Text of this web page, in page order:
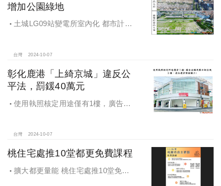
增加公園綠地
土城LG09站變電所室內化 都市計畫
台灣 2024-10-07
彰化鹿港「上綺京城」違反公
平法，罰鍰40萬元
使用執照核定用途僅有1樓，廣告宣
台灣 2024-10-07
桃住宅處推10堂都更免費課程
擴大都更量能 桃住宅處推10堂免費